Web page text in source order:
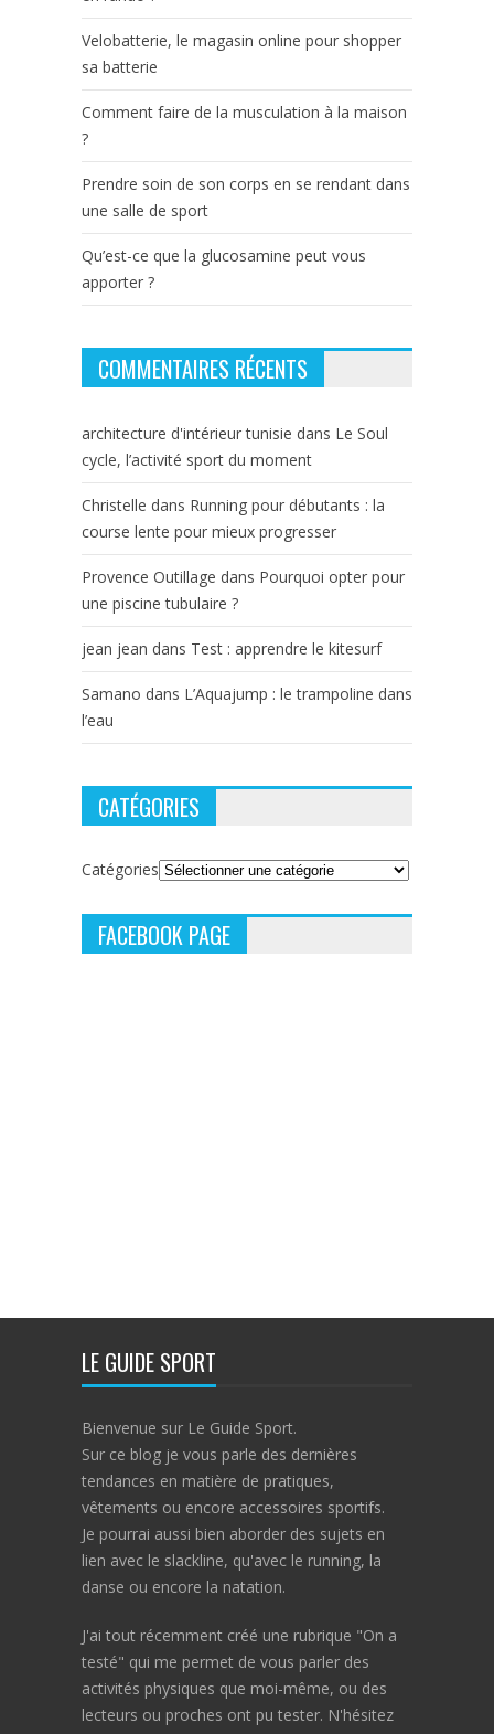
Velobatterie, le magasin online pour shopper
sa batterie
Comment faire de la musculation à la maison
?
Prendre soin de son corps en se rendant dans
une salle de sport
Qu’est-ce que la glucosamine peut vous
apporter ?
COMMENTAIRES RÉCENTS
architecture d'intérieur tunisie dans Le Soul
cycle, l’activité sport du moment
Christelle dans Running pour débutants : la
course lente pour mieux progresser
Provence Outillage dans Pourquoi opter pour
une piscine tubulaire ?
jean jean dans Test : apprendre le kitesurf
Samano dans L’Aquajump : le trampoline dans
l’eau
CATÉGORIES
Catégories
FACEBOOK PAGE
LE GUIDE SPORT
Bienvenue sur Le Guide Sport.
Sur ce blog je vous parle des dernières
tendances en matière de pratiques,
vêtements ou encore accessoires sportifs.
Je pourrai aussi bien aborder des sujets en
lien avec le slackline, qu'avec le running, la
danse ou encore la natation.
J'ai tout récemment créé une rubrique "On a
testé" qui me permet de vous parler des
activités physiques que moi-même, ou des
lecteurs ou proches ont pu tester. N'hésitez